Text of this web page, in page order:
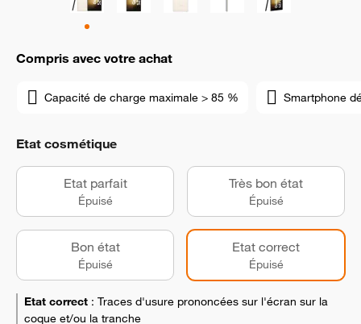
Compris avec votre achat
Capacité de charge maximale > 85 % Smartphone
Etat cosmétique
Etat parfait
Épuisé
Très bon état
Épuisé
Bon état
Épuisé
Etat correct
Épuisé
Etat correct : Traces d'usure prononcées sur l'écran sur la
coque et/ou la tranche